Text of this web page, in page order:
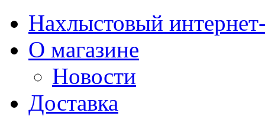
Нахлыстовый
О магазине
Новости
Доставка